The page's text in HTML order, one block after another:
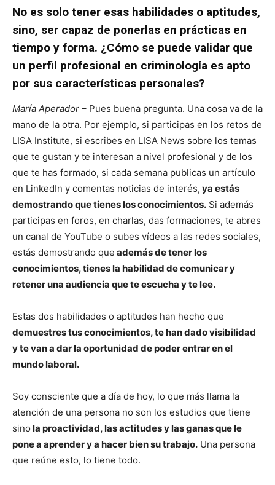
No es solo tener esas habilidades o aptitudes,
sino, ser capaz de ponerlas en prácticas en
tiempo y forma. ¿Cómo se puede validar que
un perfil profesional en criminología es apto
por sus características personales?
María Aperador – Pues buena pregunta. Una cosa va de la
mano de la otra. Por ejemplo, si participas en los retos de
LISA Institute, si escribes en LISA News sobre los temas
que te gustan y te interesan a nivel profesional y de los
que te has formado, si cada semana publicas un artículo
en LinkedIn y comentas noticias de interés, ya estás
demostrando que tienes los conocimientos. Si además
participas en foros, en charlas, das formaciones, te abres
un canal de YouTube o subes vídeos a las redes sociales,
estás demostrando que además de tener los
conocimientos, tienes la habilidad de comunicar y
retener una audiencia que te escucha y te lee.
Estas dos habilidades o aptitudes han hecho que
demuestres tus conocimientos, te han dado visibilidad
y te van a dar la oportunidad de poder entrar en el
mundo laboral.
Soy consciente que a día de hoy, lo que más llama la
atención de una persona no son los estudios que tiene
sino la proactividad, las actitudes y las ganas que le
pone a aprender y a hacer bien su trabajo. Una persona
que reúne esto, lo tiene todo.